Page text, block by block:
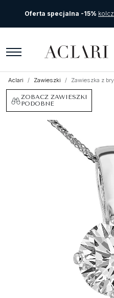
Oferta specjalna -15%
Aclari Zawieszki Zawieszka z
ZOBACZ ZAWIESZKI
PODOBNE